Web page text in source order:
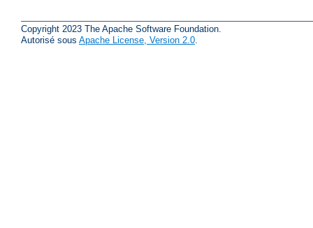
Copyright 2023 The Apache Software Foundation.
Autorisé sous Apache License, Version 2.0